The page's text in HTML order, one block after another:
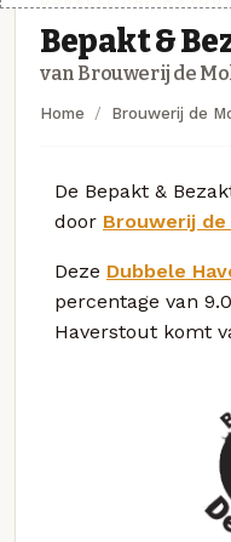
Bepakt &
van Brouwerij de
Home Brouwerij de
De Bepakt &
door Brouwerij de
Deze Dubbele
percentage van
Haverstout komt